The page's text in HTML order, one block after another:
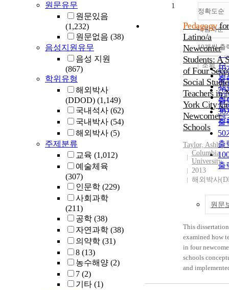
원문유무
원문있음
(1,232)
원문없음 (38)
음성지원유무
음성 지원
(867)
학위유형
해외박사
(DDOD) (1,149)
국내석사 (62)
국내박사 (54)
해외박사 (5)
주제분류
교육 (1,012)
예술체육
(307)
인문학 (229)
사회과학
(211)
공학 (38)
자연과학 (38)
의약학 (31)
8 (13)
농수해양 (2)
7 (2)
기타 (1)
정확도순
정
순
인
순
연
제
저
발
관
내림차순
내
10개씩 출
10
출
20
출
30
출
50
출
출
조회
1
Pedagogyfor
Latino/a
Newcomer
Students: A
of Four
Social
Teachers in
York City
Newcomer
Schools
Taylor, Ashley
Columbia
University
2013
해외박사
원문
This
examined how
in four
schools
and